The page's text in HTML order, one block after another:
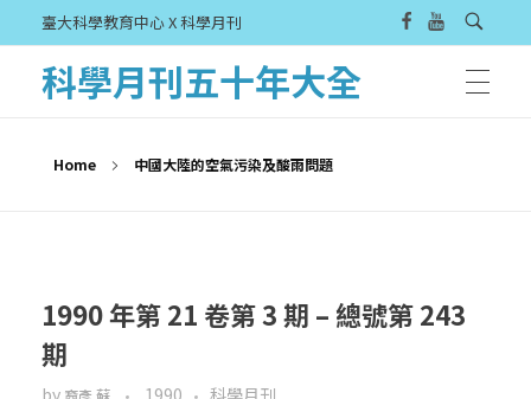
臺大科學教育中心 X 科學月刊
科學月刊五十年大全
Home 中國大陸的空氣污染及酸雨問題
1990 年第 21 卷第 3 期 – 總號第 243
期
by 1990 科學月刊